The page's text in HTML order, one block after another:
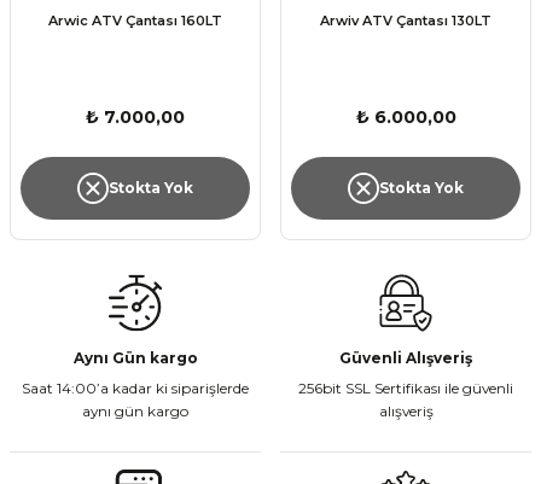
Arwic ATV Çantası 160LT
₺ 7.000,00
Stokta Yok
Arwiv ATV Çantası 130LT
₺ 6.000,00
Stokta Yok
Aynı Gün kargo
Saat 14:00’a kadar ki siparişlerde
aynı gün kargo
Güvenli Alışveriş
256bit SSL Sertifikası ile güvenli
alışveriş